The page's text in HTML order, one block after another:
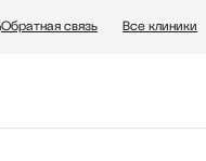
Обратная связь Все клиники